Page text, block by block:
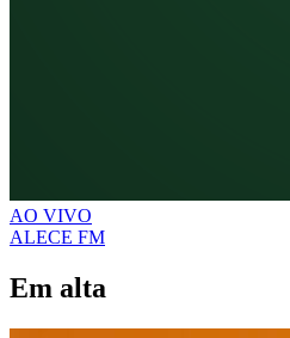
AO VIVO
ALECE FM
Em alta